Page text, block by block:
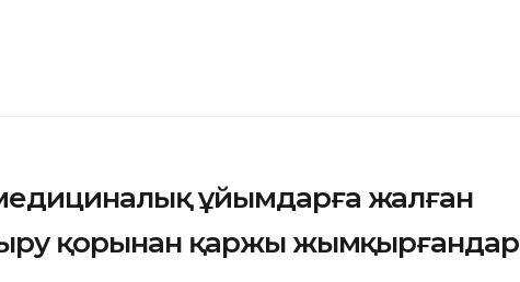
ұйымдарға жалған
қорынан қаржы жымқырғандар